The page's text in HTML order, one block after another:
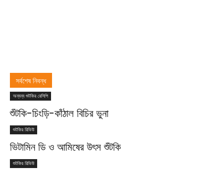
সর্বশেষ নিবন্ধ
অন্যন্য শুটকির রেসিপি
শুঁটকি-চিংড়ি-কাঁঠাল বিচির ভুনা
শুটকির রিভিউ
ভিটামিন ডি ও আমিষের উৎস শুঁটকি
শুটকির রিভিউ